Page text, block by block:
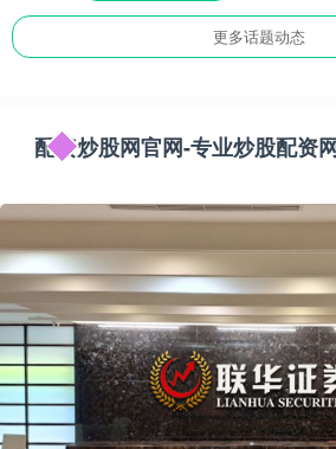
更多话题动态
配资炒股网官网-专业炒股配资